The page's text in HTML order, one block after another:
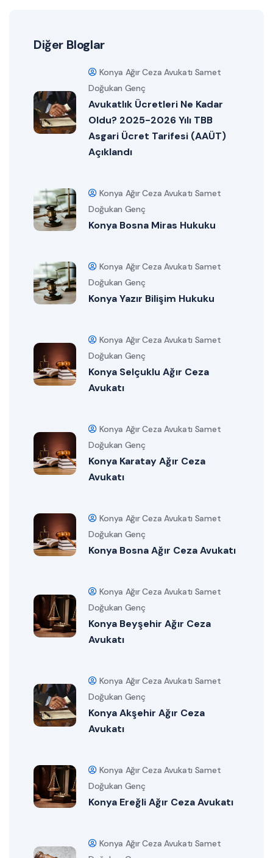
Diğer Bloglar
Konya Ağır Ceza Avukatı Samet
Doğukan Genç
Avukatlık Ücretleri Ne Kadar
Oldu? 2025-2026 Yılı TBB
Asgari Ücret Tarifesi (AAÜT)
Açıklandı
Konya Ağır Ceza Avukatı Samet
Doğukan Genç
Konya Bosna Miras Hukuku
Konya Ağır Ceza Avukatı Samet
Doğukan Genç
Konya Yazır Bilişim Hukuku
Konya Ağır Ceza Avukatı Samet
Doğukan Genç
Konya Selçuklu Ağır Ceza
Avukatı
Konya Ağır Ceza Avukatı Samet
Doğukan Genç
Konya Karatay Ağır Ceza
Avukatı
Konya Ağır Ceza Avukatı Samet
Doğukan Genç
Konya Bosna Ağır Ceza Avukatı
Konya Ağır Ceza Avukatı Samet
Doğukan Genç
Konya Beyşehir Ağır Ceza
Avukatı
Konya Ağır Ceza Avukatı Samet
Doğukan Genç
Konya Akşehir Ağır Ceza
Avukatı
Konya Ağır Ceza Avukatı Samet
Doğukan Genç
Konya Ereğli Ağır Ceza Avukatı
Konya Ağır Ceza Avukatı Samet